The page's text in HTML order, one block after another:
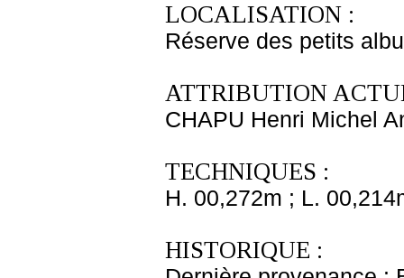
LOCALISATION :
Réserve des petits
ATTRIBUTION
CHAPU Henri Michel
TECHNIQUES :
H. 00,272m ; L.
HISTORIQUE :